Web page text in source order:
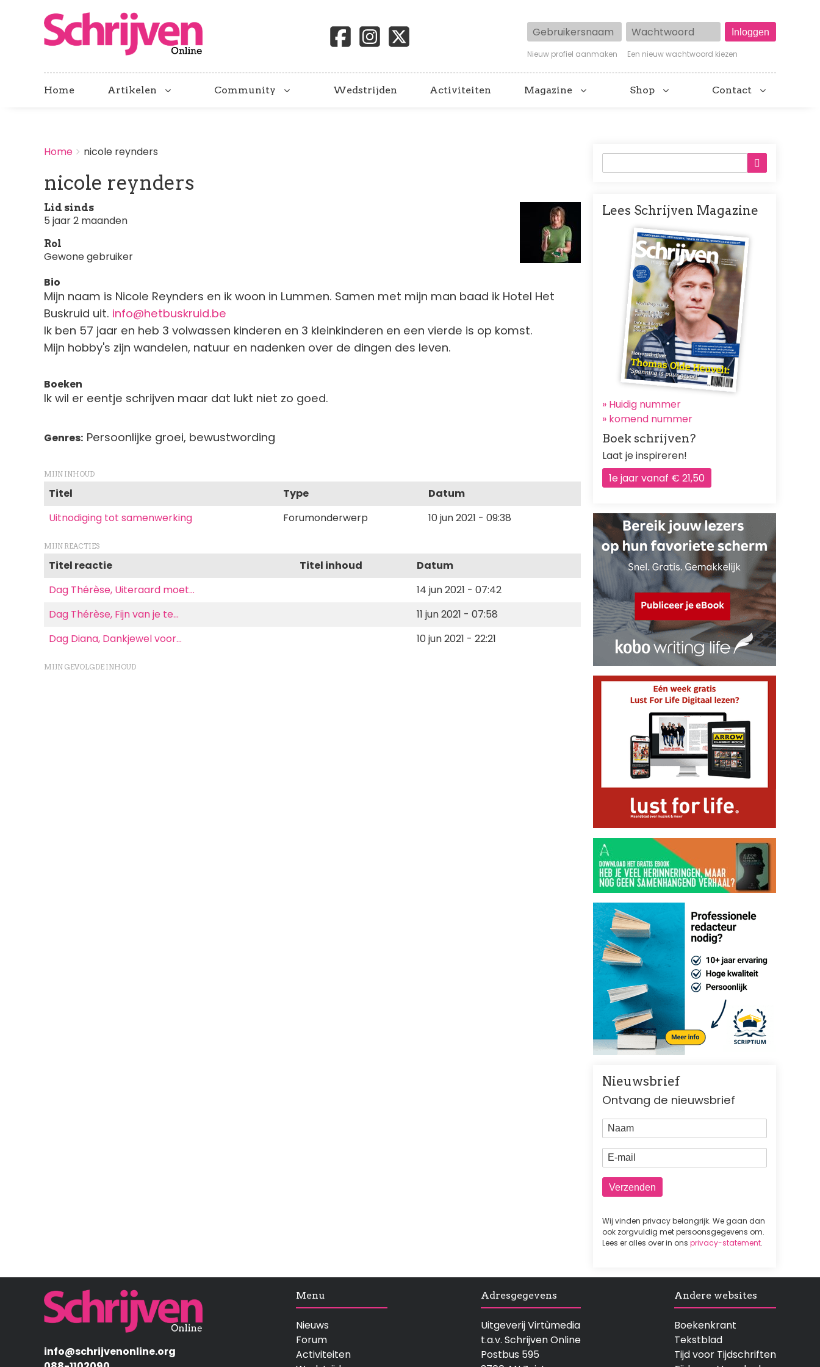
Gebruikersnaam Wachtwoord
Nieuw profiel aanmaken Een nieuw wachtwoord kiezen
Home Artikelen Community Wedstrijden Activiteiten Magazine Shop Contact
BREADCRUMBS
You
here:
Home nicole reynders
nicole reynders
Lid sinds
5 jaar 2 maanden
Rol
Gewone gebruiker
Bio
Mijn naam is Nicole Reynders en ik woon in Lummen. Samen met mijn man baad ik Hotel Het
Buskruid uit. info@hetbuskruid.be
Ik ben 57 jaar en heb 3 volwassen kinderen en 3 kleinkinderen en een vierde is op komst.
Mijn hobby's zijn wandelen, natuur en nadenken over de dingen des leven.
Boeken
Ik wil er eentje schrijven maar dat lukt niet zo goed.
Genres Persoonlijke groei, bewustwording
MIJN INHOUD
Titel Type
Datum
Uitnodiging tot samenwerking
Forumonderwerp 10 jun 2021 - 09:38
MIJN REACTIES
Titel reactie Titel inhoud
Datum
Dag Thérèse, Uiteraard moet…
14 jun 2021 - 07:42
Dag Thérèse, Fijn van je te…
11 jun 2021 - 07:58
Dag Diana, Dankjewel voor…
10 jun 2021 - 22:21
MIJN GEVOLGDE INHOUD
Lees Schrijven Magazine
Afbeelding
» Huidig nummer
» komend nummer
Boek schrijven?
Laat je inspireren!
1e jaar vanaf € 21,50
Nieuwsbrief
Ontvang de nieuwsbrief
Naam
E-mail
Wij vinden privacy belangrijk. We gaan dan
ook zorgvuldig met persoonsgegevens om.
Lees er alles over in ons privacy-statement.
Afbeelding
info@schrijvenonline.org
Menu
Nieuws
Forum
Activiteiten
Adresgegevens
Uitgeverij Virtùmedia
t.a.v. Schrijven Online
Postbus 595
Andere websites
Boekenkrant
Tekstblad
Tijd voor Tijdschriften